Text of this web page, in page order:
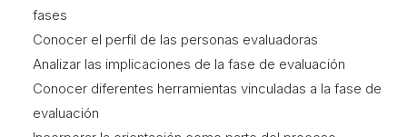
fases
Conocer el perfil de las personas evaluadoras
Analizar las implicaciones de la fase de evaluación
Conocer diferentes herramientas vinculadas a la fase de
evaluación
Proposta educativa
ACTUALITAT
Notícies